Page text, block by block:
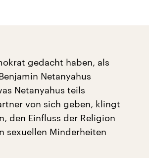
gedacht haben, als
Netanyahus
Netanyahus teils
von sich geben, klingt
den Einfluss der Religion
sexuellen Minderheiten